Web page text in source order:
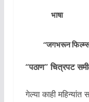
भाषा
“जगभरून
“पठाण” चित्रपट
गेल्या काही